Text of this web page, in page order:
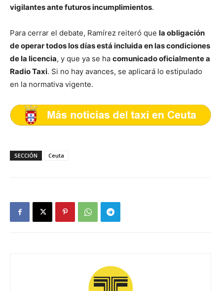
vigilantes ante futuros incumplimientos.
Para cerrar el debate, Ramírez reiteró que la obligación
de operar todos los días está incluida en las condiciones
de la licencia, y que ya se ha comunicado oficialmente a
Radio Taxi. Si no hay avances, se aplicará lo estipulado
en la normativa vigente.
SECCIÓN Ceuta